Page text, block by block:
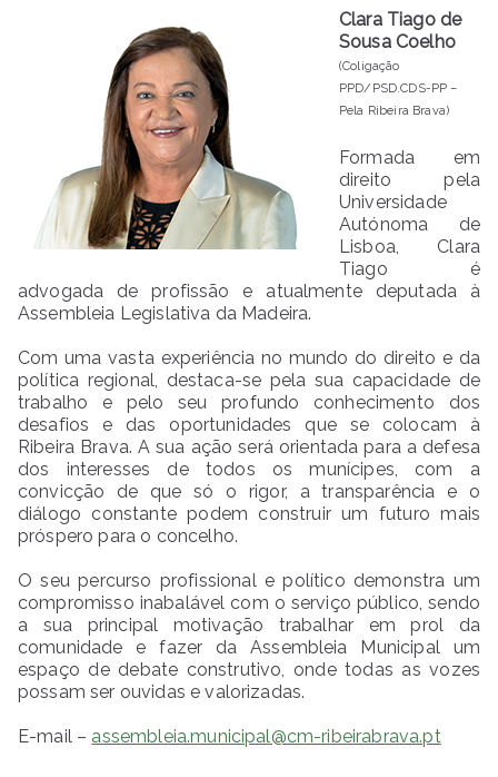
Clara Tiago de
Sousa Coelho
(Coligação
PPD/PSD.CDS-PP –
Pela Ribeira Brava)
Formada em
direito pela
Universidade
Autónoma de
Lisboa, Clara
Tiago é
advogada de profissão e atualmente deputada à
Assembleia Legislativa da Madeira.
Com uma vasta experiência no mundo do direito e da
política regional, destaca-se pela sua capacidade de
trabalho e pelo seu profundo conhecimento dos
desafios e das oportunidades que se colocam à
Ribeira Brava. A sua ação será orientada para a defesa
dos interesses de todos os munícipes, com a
convicção de que só o rigor, a transparência e o
diálogo constante podem construir um futuro mais
próspero para o concelho.
O seu percurso profissional e político demonstra um
compromisso inabalável com o serviço público, sendo
a sua principal motivação trabalhar em prol da
comunidade e fazer da Assembleia Municipal um
espaço de debate construtivo, onde todas as vozes
possam ser ouvidas e valorizadas.
E-mail – assembleia.municipal@cm-ribeirabrava.pt